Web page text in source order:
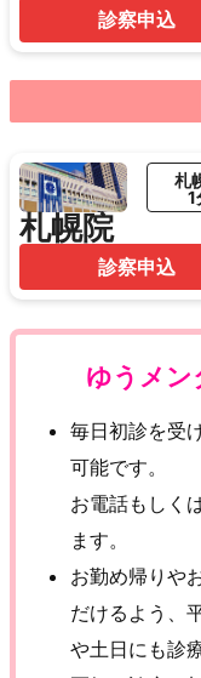
診察申込
札幌院
札
1
診察申込
ゆうメン
毎日初診を受
可能です。
お電話もしく
ます。
お勤め帰りや
だけるよう、
や土日にも診